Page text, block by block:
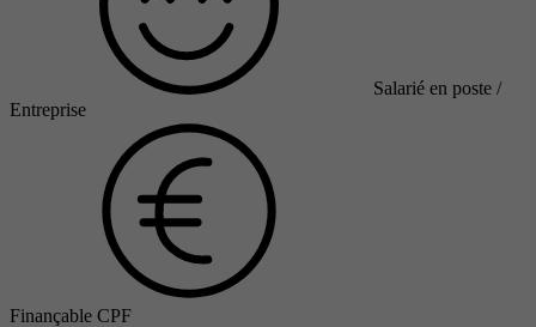
Salarié en poste /
Entreprise
Finançable CPF